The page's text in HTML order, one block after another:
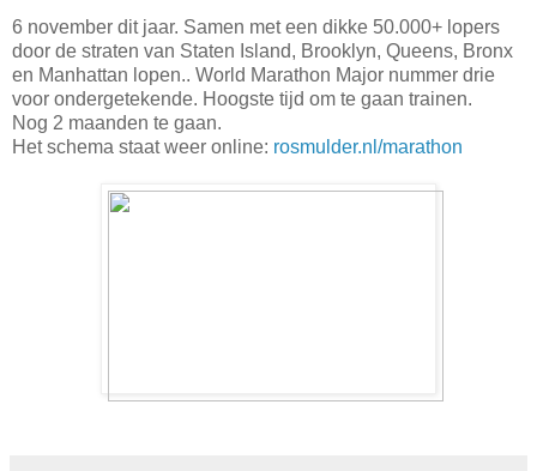
6 november dit jaar. Samen met een dikke 50.000+ lopers
door de straten van Staten Island, Brooklyn, Queens, Bronx
en Manhattan lopen.. World Marathon Major nummer drie
voor ondergetekende. Hoogste tijd om te gaan trainen.
Nog 2 maanden te gaan.
Het schema staat weer online: rosmulder.nl/marathon